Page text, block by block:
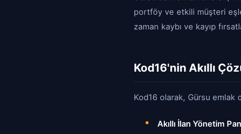
portföy ve etkili müşteri
zaman kaybı ve kayıp
Kod16'nin Akıllı
Kod16 olarak, Gürsu emlak
Akıllı İlan Yönetim